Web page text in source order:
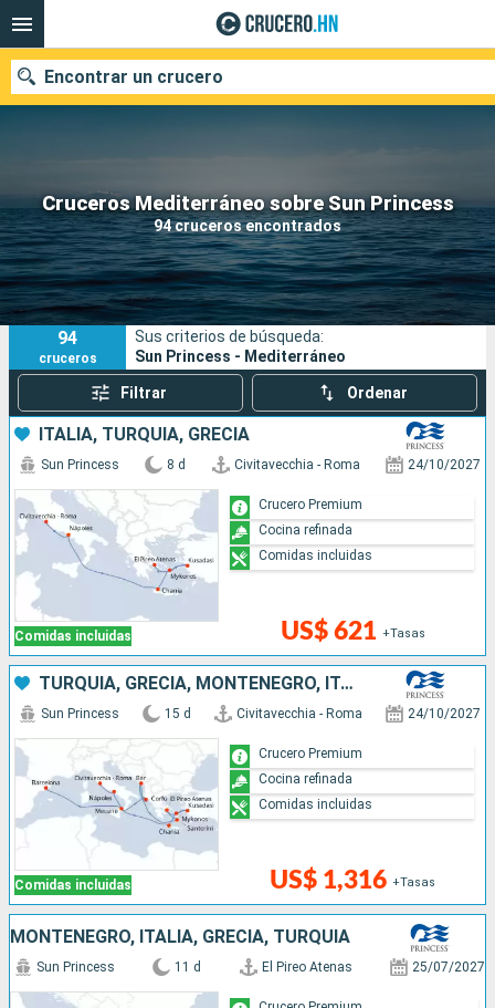
Cruceros Mediterráneo sobre Sun Princess
94 cruceros encontrados
Encontrar un crucero
Nuestros destinos
Fecha de salida
Puertos Compañías
Buscar
94
cruceros
Sus criterios de búsqueda:
Sun Princess - Mediterráneo
Filtrar Ordenar
ITALIA, TURQUÍA, GRECIA
Comidas incluidas
Sun Princess 8 d Civitavecchia - Roma 24/10/2027
US$ 621 +Tasas
Crucero Premium
Cocina refinada
Comidas incluidas
TURQUÍA, GRECIA, MONTENEGRO, ITALIA, ESPAÑA
Comidas incluidas
Sun Princess 15 d Civitavecchia - Roma 24/10/2027
US$ 1,316 +Tasas
Crucero Premium
Cocina refinada
Comidas incluidas
MONTENEGRO, ITALIA, GRECIA, TURQUÍA
Sun Princess 11 d El Pireo Atenas 25/07/2027